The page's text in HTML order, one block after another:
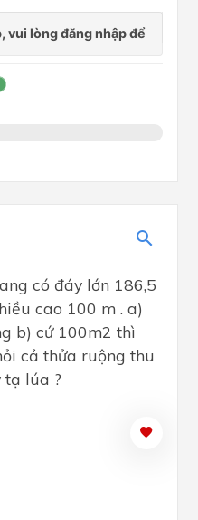
có đáy lớn 186,5
cao 100 m . a)
b) cứ 100m2 thì
cả thửa ruộng thu
tạ lúa ?